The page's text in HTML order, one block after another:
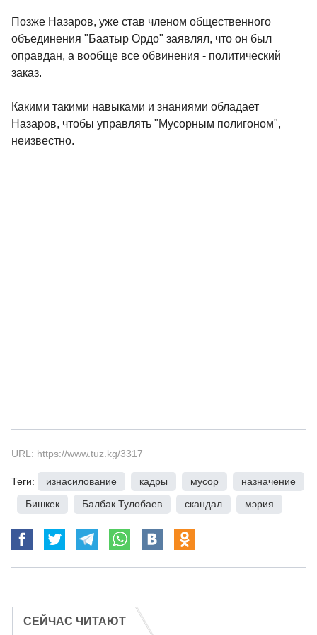
Позже Назаров, уже став членом общественного
объединения "Баатыр Ордо" заявлял, что он был
оправдан, а вообще все обвинения - политический
заказ.
Какими такими навыками и знаниями обладает
Назаров, чтобы управлять "Мусорным полигоном",
неизвестно.
URL: https://www.tuz.kg/3317
Теги: изнасилование кадры мусор
назначение
Бишкек Балбак Тулобаев скандал мэрия
СЕЙЧАС ЧИТАЮТ